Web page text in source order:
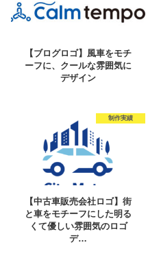
【ブログロゴ】風車をモチ
ーフに、クールな雰囲気に
デザイン
制作実績
【中古車販売会社ロゴ】街
と車をモチーフにした明る
くて優しい雰囲気のロゴ
デ…